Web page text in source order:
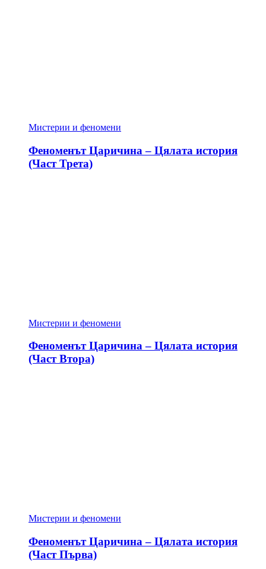
Мистерии и феномени
Феноменът Царичина – Цялата история
(Част Трета)
Мистерии и феномени
Феноменът Царичина – Цялата история
(Част Втора)
Мистерии и феномени
Феноменът Царичина – Цялата история
(Част Първа)